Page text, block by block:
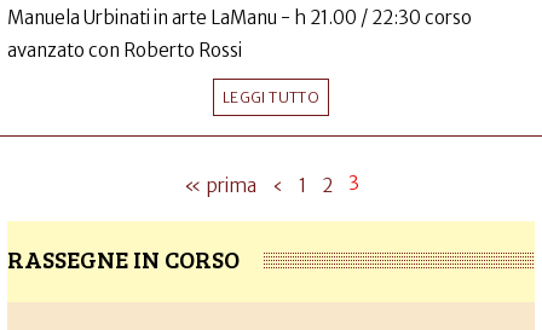
Manuela Urbinati in arte LaManu - h 21.00 / 22:30 corso
avanzato con Roberto Rossi
LEGGI TUTTO
« prima ‹ 1 2 3
RASSEGNE IN CORSO